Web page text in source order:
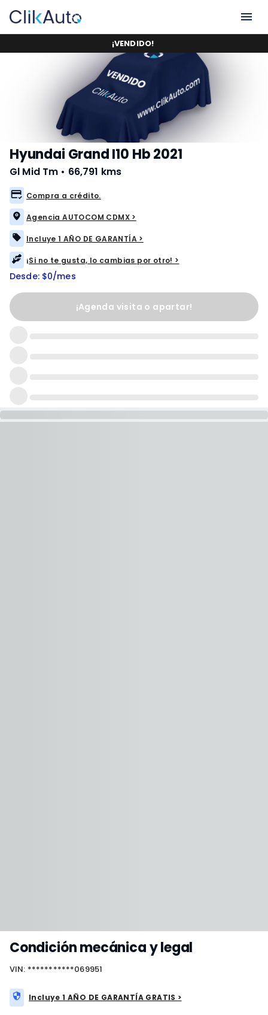
Condición mecánica y legal
VIN: ***********069951
Incluye 1 AÑO DE GARANTÍA GRATIS >
¡VENDIDO!
Hyundai Grand I10 Hb 2021
Gl Mid Tm • 66,791 kms
Compra a crédito.
Agencia AUTOCOM CDMX >
Incluye 1 AÑO DE GARANTÍA >
¡Si no te gusta, lo cambias por otro! >
Desde: $0/mes
¡Agenda visita o apartar!